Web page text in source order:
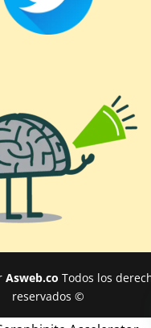
Asweb.coTodos los
reservados ©